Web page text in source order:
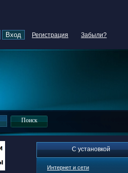
Регистрация Забыли?
С установкой
Интернет и сети